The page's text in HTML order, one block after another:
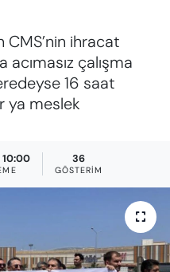
ihracat
çalışma
16 saat
ya meslek
10:00 36
GÖSTERIM
ve Fikstür